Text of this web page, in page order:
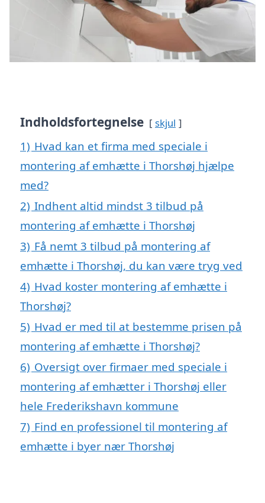
Indholdsfortegnelse skjul
1) Hvad kan et firma med speciale i
montering af emhætte i Thorshøj hjælpe
med?
2) Indhent altid mindst 3 tilbud på
montering af emhætte i Thorshøj
3) Få nemt 3 tilbud på montering af
emhætte i Thorshøj, du kan være tryg ved
4) Hvad koster montering af emhætte i
Thorshøj?
5) Hvad er med til at bestemme prisen på
montering af emhætte i Thorshøj?
6) Oversigt over firmaer med speciale i
montering af emhætter i Thorshøj eller
hele Frederikshavn kommune
7) Find en professionel til montering af
emhætte i byer nær Thorshøj